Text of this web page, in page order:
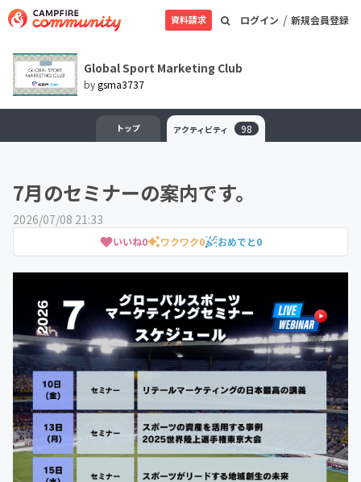
ログイン / 新規会員登録
資料請求
Global Sport Marketing Club
bygsma3737
トップ アクティビティ 98
7月のセミナーの案内です。
2026/07/08 21:33
いいね0 ワクワク0 おめでと0